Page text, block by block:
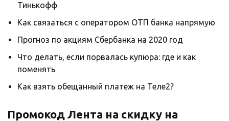
Тинькофф
Как связаться с оператором ОТП банка напрямую
Прогноз по акциям Сбербанка на 2020 год
Что делать, если порвалась купюра: где и как
поменять
Как взять обещанный платеж на Теле2?
Промокод Лента на скидку на